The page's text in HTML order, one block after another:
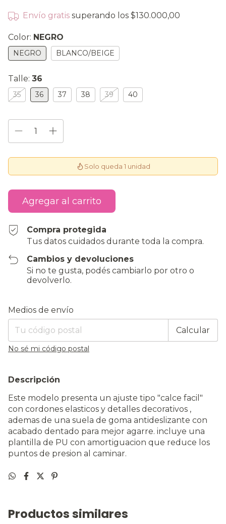
Envío gratis superando los$130.000,00
Color: NEGRO
NEGRO BLANCO/BEIGE
Talle: 36
35 36 37 38 39 40
Solo queda 1 unidad
Compra protegida
Tus datos cuidados durante toda la compra.
Cambios y devoluciones
Si no te gusta, podés cambiarlo por otro o
devolverlo.
Entregas para el CP:
Medios de envío
Calcular
No sé mi código postal
Descripción
Este modelo presenta un ajuste tipo "calce facil"
con cordones elasticos y detalles decorativos ,
ademas de una suela de goma antideslizante con
acabado dentado para mejor agarre. incluye una
plantilla de PU con amortiguacion que reduce los
puntos de presion al caminar.
Productos similares